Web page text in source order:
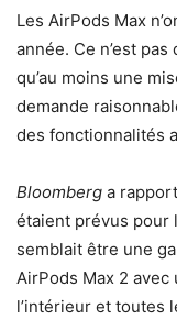
Les AirPods Max
année. Ce n’est
qu’au moins une
demande
des fonctionnalités
Bloomberg a
étaient prévus pour
semblait être une
AirPods Max 2
l’intérieur et toutes